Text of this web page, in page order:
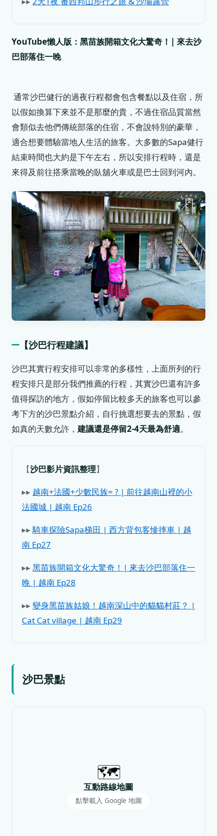
YouTube懶人版：黑苗族開箱文化大驚奇！| 來去沙
巴部落住一晚
通常沙巴健行的過夜行程都會包含餐點以及住宿，所
以假如換算下來並不是那麼的貴，不過住宿品質當然
會類似去他們傳統部落的住宿，不會說特別的豪華，
適合想要體驗當地人生活的旅客。大多數的Sapa健行
結束時間也大約是下午左右，所以安排行程時，還是
來得及前往搭乘當晚的臥舖火車或是巴士回到河內。
【沙巴行程建議】
沙巴其實行程安排可以非常的多樣性，上面所列的行
程安排只是部分我們推薦的行程，其實沙巴還有許多
值得探訪的地方，假如停留比較多天的旅客也可以參
考下方的沙巴景點介紹，自行挑選想要去的景點，假
如真的天數允許， 建議還是停留2-4天最為舒適。
【沙巴影片資訊整理】
▸▸ 越南+法國+少數民族= ? | 前往越南山裡的小
法國城 | 越南 Ep26
▸▸騎車探險Sapa梯田 | 西方背包客慘摔車 | 越
南 Ep27
▸▸ 黑苗族開箱文化大驚奇！| 來去沙巴部落住一
晚 | 越南 Ep28
▸▸ 變身黑苗族姑娘！越南深山中的貓貓村莊？ |
Cat Cat village | 越南 Ep29
沙巴景點
🗺️
互動路線地圖
點擊載入 Google 地圖